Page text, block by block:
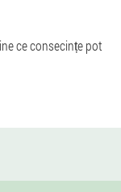
ce consecințe pot